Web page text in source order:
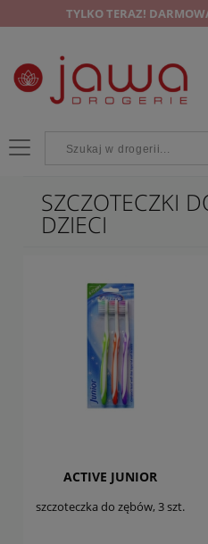
TYLKO TERAZ!
SZCZOTECZKI
DZIECI
ACTIVE JUNIOR
szczoteczka do zębów, 3 szt.